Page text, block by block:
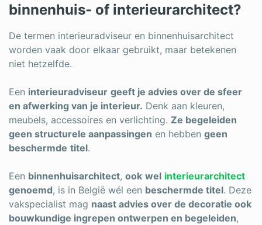
binnenhuis- of interieurarchitect?
De termen interieuradviseur en binnenhuisarchitect
worden vaak door elkaar gebruikt, maar betekenen
niet hetzelfde.
Een interieuradviseur geeft je advies over de sfeer
en afwerking van je interieur. Denk aan kleuren,
meubels, accessoires en verlichting. Ze begeleiden
geen structurele aanpassingen en hebben geen
beschermde titel.
Een binnenhuisarchitect, ook wel interieurarchitect
genoemd, is in België wél een beschermde titel. Deze
vakspecialist mag naast advies over de decoratie ook
bouwkundige ingrepen ontwerpen en begeleiden,